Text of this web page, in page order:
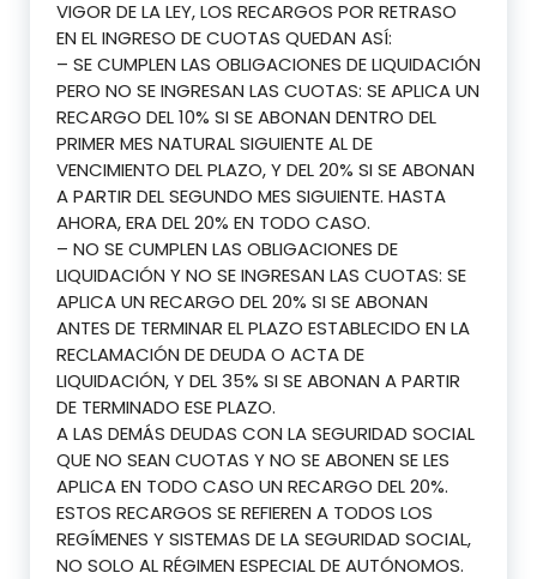
VIGOR DE LA LEY, LOS RECARGOS POR RETRASO
EN EL INGRESO DE CUOTAS QUEDAN ASÍ:
– SE CUMPLEN LAS OBLIGACIONES DE LIQUIDACIÓN
PERO NO SE INGRESAN LAS CUOTAS: SE APLICA UN
RECARGO DEL 10% SI SE ABONAN DENTRO DEL
PRIMER MES NATURAL SIGUIENTE AL DE
VENCIMIENTO DEL PLAZO, Y DEL 20% SI SE ABONAN
A PARTIR DEL SEGUNDO MES SIGUIENTE. HASTA
AHORA, ERA DEL 20% EN TODO CASO.
– NO SE CUMPLEN LAS OBLIGACIONES DE
LIQUIDACIÓN Y NO SE INGRESAN LAS CUOTAS: SE
APLICA UN RECARGO DEL 20% SI SE ABONAN
ANTES DE TERMINAR EL PLAZO ESTABLECIDO EN LA
RECLAMACIÓN DE DEUDA O ACTA DE
LIQUIDACIÓN, Y DEL 35% SI SE ABONAN A PARTIR
DE TERMINADO ESE PLAZO.
A LAS DEMÁS DEUDAS CON LA SEGURIDAD SOCIAL
QUE NO SEAN CUOTAS Y NO SE ABONEN SE LES
APLICA EN TODO CASO UN RECARGO DEL 20%.
ESTOS RECARGOS SE REFIEREN A TODOS LOS
REGÍMENES Y SISTEMAS DE LA SEGURIDAD SOCIAL,
NO SOLO AL RÉGIMEN ESPECIAL DE AUTÓNOMOS.